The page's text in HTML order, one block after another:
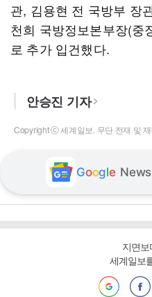
관, 김용현 전 국방부 장
천희 국방정보본부장(중
로 추가 입건했다.
안승진 기자
Copyright ⓒ 세계일보. 무단 전재 및
Google News
지면보
세계일보